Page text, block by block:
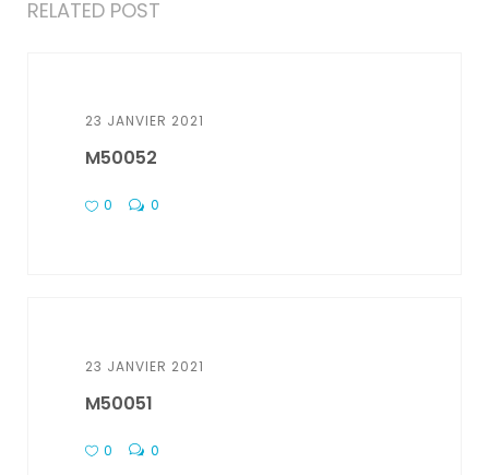
RELATED POST
23 JANVIER 2021
M50052
0 0
23 JANVIER 2021
M50051
0 0